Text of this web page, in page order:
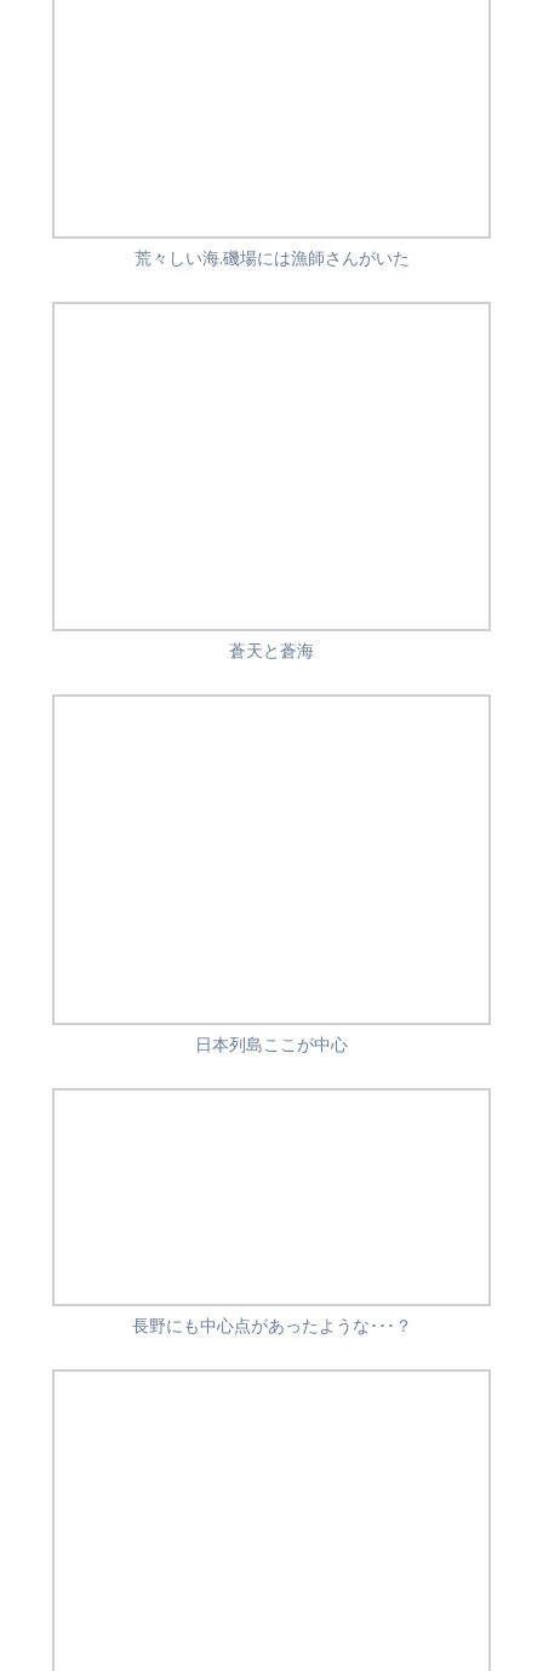
荒々しい海.磯場には漁師さんがいた
蒼天と蒼海
日本列島ここが中心
長野にも中心点があったような･･･？